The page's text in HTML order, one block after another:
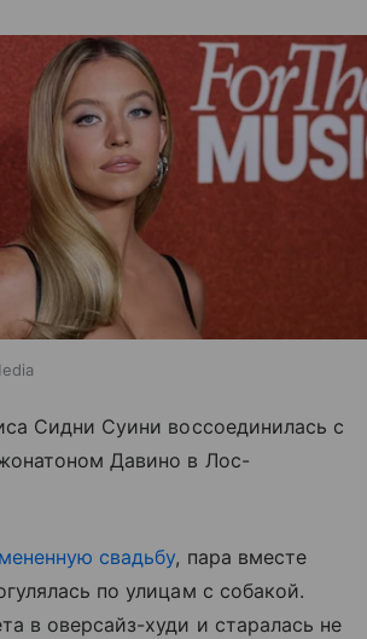
Сидни Суини воссоединилась с
Давино в Лос-
свадьбу, пара вместе
по улицам с собакой.
в оверсайз-худи и старалась не